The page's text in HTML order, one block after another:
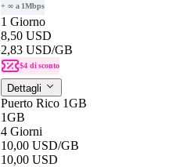
+ ∞ a 1Mbps
1 Giorno
8,50 USD
2,83 USD/GB
$4 di sconto
Dettagli
Puerto Rico 1GB
1GB
4 Giorni
10,00 USD/GB
10,00 USD